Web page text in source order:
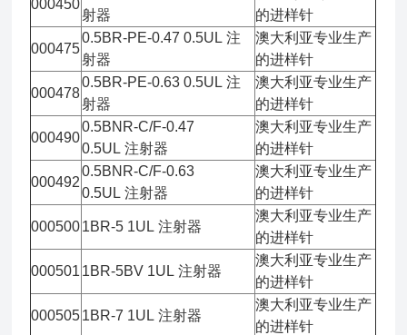
000450
射器
的进样针
000475
0.5BR-PE-0.47 0.5UL 注
射器
澳大利亚专业生产
的进样针
000478
0.5BR-PE-0.63 0.5UL 注
射器
澳大利亚专业生产
的进样针
000490
0.5BNR-C/F-0.47
0.5UL 注射器
澳大利亚专业生产
的进样针
000492
0.5BNR-C/F-0.63
0.5UL 注射器
澳大利亚专业生产
的进样针
0005001BR-5 1UL 注射器
澳大利亚专业生产
的进样针
000501 1BR-5BV 1UL 注射器
澳大利亚专业生产
的进样针
0005051BR-7 1UL 注射器
澳大利亚专业生产
的进样针